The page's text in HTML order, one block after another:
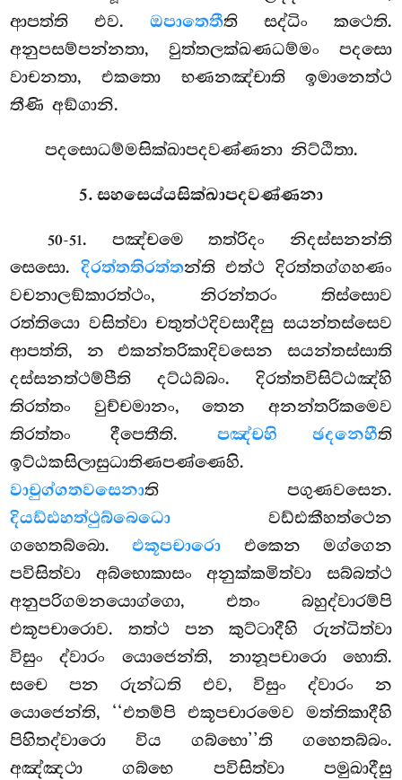
ආපත්ති එව. ඔපාතෙතීති සද්ධිං කථෙති.
අනුපසම්පන්නතා, වුත්තලක්ඛණධම්මං පදසො
වාචනතා, එකතො භණනඤ්චාති ඉමානෙත්ථ
තීණි අඞ්ගානි.
පදසොධම්මසික්ඛාපදවණ්ණනා නිට්ඨිතා.
5. සහසෙය්යසික්ඛාපදවණ්ණනා
50-51. පඤ්චමෙ තත්රිදං නිදස්සනන්ති
සෙසො. දිරත්තතිරත්තන්ති එත්ථ දිරත්තග්ගහණං
වචනාලඞ්කාරත්ථං, නිරන්තරං තිස්සොව
රත්තියො වසිත්වා චතුත්ථදිවසාදීසු සයන්තස්සෙව
ආපත්ති, න එකන්තරිකාදිවසෙන සයන්තස්සාති
දස්සනත්ථම්පීති දට්ඨබ්බං. දිරත්තවිසිට්ඨඤ්හි
තිරත්තං වුච්චමානං, තෙන අනන්තරිකමෙව
තිරත්තං දීපෙතීති. පඤ්චහි ඡදනෙහීති
ඉට්ඨකසිලාසුධාතිණපණ්ණෙහි.
වාචුග්ගතවසෙනාති පගුණවසෙන.
දියඩ්ඪහත්ථුබ්බෙධො වඩ්ඪකීහත්ථෙන
ගහෙතබ්බො.එකූපචාරො එකෙන මග්ගෙන
පවිසිත්වා අබ්භොකාසං අනුක්කමිත්වා සබ්බත්ථ
අනුපරිගමනයොග්ගො, එතං බහුද්වාරම්පි
එකූපචාරොව. තත්ථ පන කුට්ටාදීහි රුන්ධිත්වා
විසුං ද්වාරං යොජෙන්ති, නානූපචාරො හොති.
සචෙ පන රුන්ධති එව, විසුං ද්වාරං න
යොජෙන්ති, ‘‘එතම්පි එකූපචාරමෙව මත්තිකාදීහි
පිහිතද්වාරො විය ගබ්භො’’ති ගහෙතබ්බං.
අඤ්ඤථා ගබ්භෙ පවිසිත්වා පමුඛාදීසු